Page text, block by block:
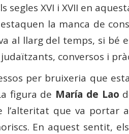
XVI i XVII en
la manca de
al llarg del temps, si bé
conversos i
per bruixeria que
figura de María de Lao
l’alteritat que va portar
En aquest sentit,